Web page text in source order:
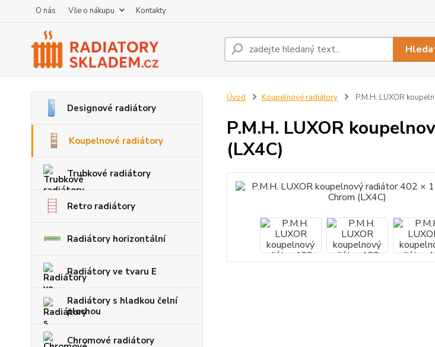
O nás Vše o nákupu Kontakty
Designové radiátory
Koupelnové radiátory
Trubkové radiátory
Retro radiátory
Radiátory horizontální
Radiátory ve tvaru E
Radiátory s hladkou čelní
plochou
Chromové radiátory
Úvod Koupelnové radiátory P.M.H. LUXOR
P.M.H. LUXOR
(LX4C)